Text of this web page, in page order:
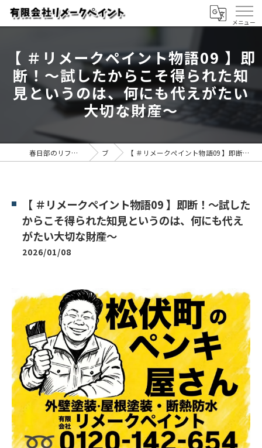
【 ＃リメークペイント物語09 】即
断！～試したからこそ得られた知
見というのは、何にも代えがたい
大切な財産～
春日部のリフォームなら有限会社リメークペイント ブログ 【 ＃リメークペイント物語09 】即断！～試したからこそ得られた知見というのは、何にも代えがたい大切な財産～
【 ＃リメークペイント物語09 】即断！～試した
からこそ得られた知見というのは、何にも代え
がたい大切な財産～
2026/01/08